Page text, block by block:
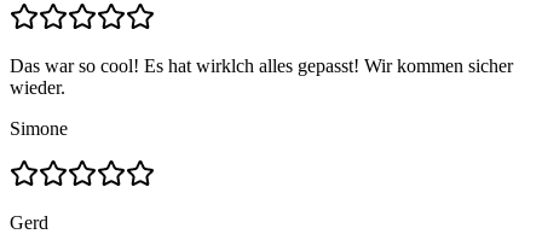
Das war so cool! Es hat wirklch alles gepasst! Wir kommen sicher
wieder.
Simone
Gerd